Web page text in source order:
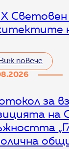
Световен
Виж повече
за
на